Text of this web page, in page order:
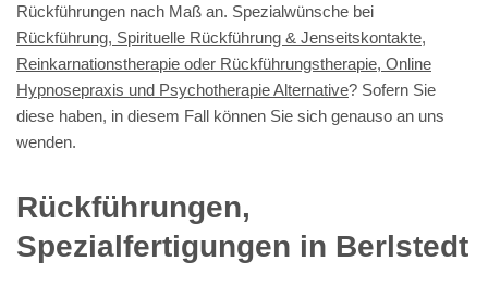
Rückführungen nach Maß an. Spezialwünsche bei
Rückführung, Spirituelle Rückführung & Jenseitskontakte,
Reinkarnationstherapie oder Rückführungstherapie, Online
Hypnosepraxis und Psychotherapie Alternative? Sofern Sie
diese haben, in diesem Fall können Sie sich genauso an uns
wenden.
Rückführungen,
Spezialfertigungen in Berlstedt